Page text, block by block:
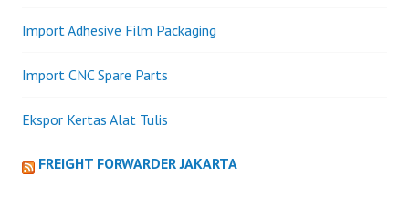
Import Adhesive Film Packaging
Import CNC Spare Parts
Ekspor Kertas Alat Tulis
FREIGHT FORWARDER JAKARTA